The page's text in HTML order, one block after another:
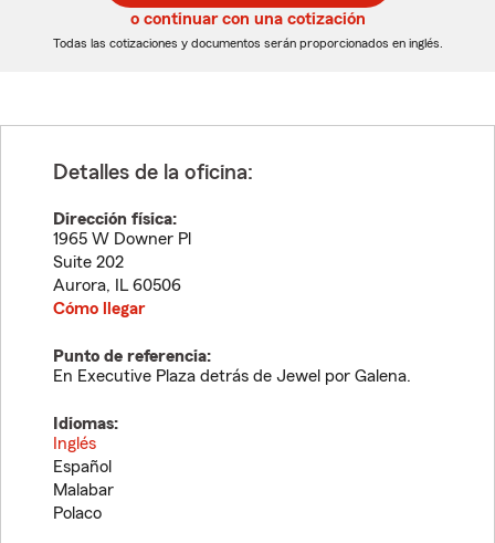
5
dígitos
5
dígitos
o continuar con una cotización
Todas las cotizaciones y documentos serán proporcionados en inglés.
Detalles de la oficina:
Dirección física:
1965 W Downer Pl
Suite 202
Aurora, IL 60506
Cómo llegar
Punto de referencia:
En Executive Plaza detrás de Jewel por Galena.
Idiomas:
Inglés
Español
Malabar
Polaco